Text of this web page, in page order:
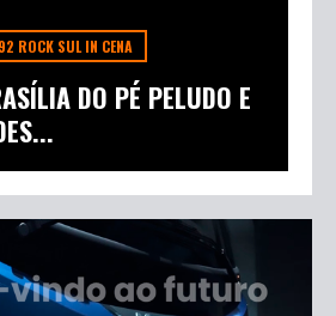
92 ROCK SUL IN CENA
DO PÉ PELUDO E